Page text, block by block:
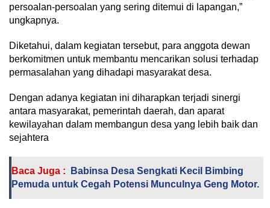
persoalan-persoalan yang sering ditemui di lapangan,”
ungkapnya.
Diketahui, dalam kegiatan tersebut, para anggota dewan
berkomitmen untuk membantu mencarikan solusi terhadap
permasalahan yang dihadapi masyarakat desa.
Dengan adanya kegiatan ini diharapkan terjadi sinergi
antara masyarakat, pemerintah daerah, dan aparat
kewilayahan dalam membangun desa yang lebih baik dan
sejahtera
Baca Juga :
Babinsa Desa Sengkati Kecil Bimbing
Pemuda untuk Cegah Potensi Munculnya Geng Motor.